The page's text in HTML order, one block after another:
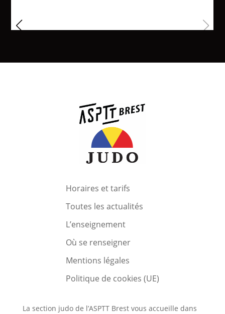
Horaires et tarifs
Toutes les actualités
L’enseignement
Où se renseigner
Mentions légales
Politique de cookies (UE)
La section judo de l’ASPTT Brest vous accueille dans